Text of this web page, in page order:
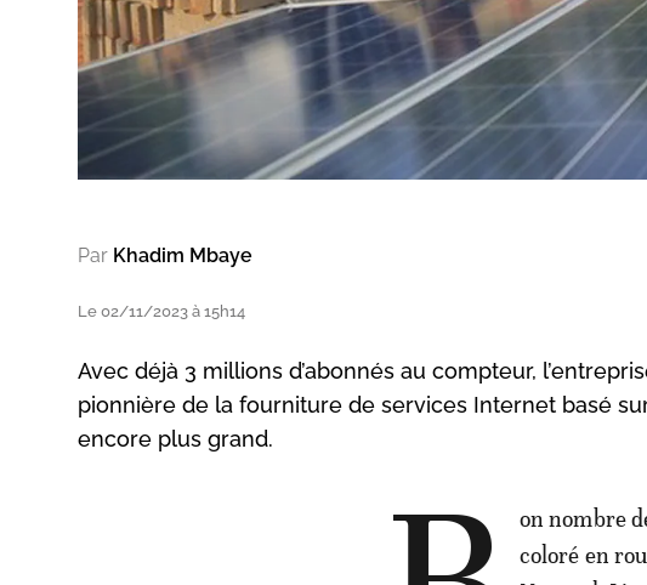
Par Khadim Mbaye
Le 02/11/2023 à 15h14
Avec déjà 3 millions d’abonnés au compteur,
pionnière de la fourniture de services Internet basé
encore plus grand.
on nombre
coloré en